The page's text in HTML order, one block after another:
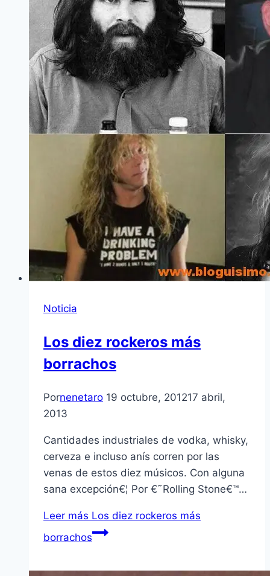
Noticia
Los diez rockeros más
borrachos
Pornenetaro 19 octubre, 201217 abril,
2013
Cantidades industriales de vodka, whisky,
cerveza e incluso aní­s corren por las
venas de estos diez músicos. Con alguna
sana excepción€¦ Por €˜Rolling Stone€™…
Leer más Los diez rockeros más
borrachos